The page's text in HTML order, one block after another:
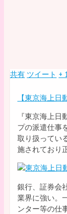
共有 ツイート +
【東京海上日
『東京海上
プの派遣仕事
取り扱ってい
施されており
銀行、証券会
業界に強い。
ンター等の仕